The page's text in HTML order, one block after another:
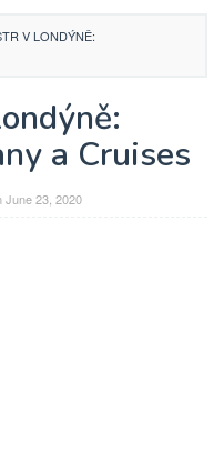
V LONDÝNĚ:
a Cruises
June 23, 2020